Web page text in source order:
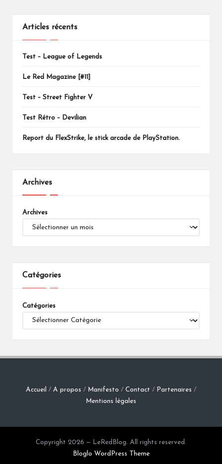
Articles récents
Test – League of Legends
Le Red Magazine [#11]
Test – Street Fighter V
Test Rétro – Devilian
Report du FlexStrike, le stick arcade de PlayStation.
Archives
Archives
Catégories
Catégories
Accueil / A propos / Manifesto / Contact / Partenaires /
Mentions légales
Copyright 2026 — LeRedBlog. All rights reserved.
Bloglo WordPress Theme